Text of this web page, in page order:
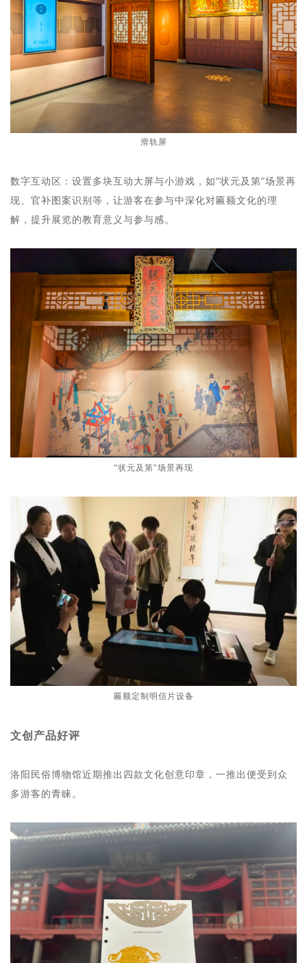
滑轨屏
数字互动区：设置多块互动大屏与小游戏，如“状元及第”场景再
现、官补图案识别等，让游客在参与中深化对匾额文化的理
解，提升展览的教育意义与参与感。
“状元及第”场景再现
匾额定制明信片设备
文创产品好评
洛阳民俗博物馆近期推出四款文化创意印章，一推出便受到众
多游客的青睐。